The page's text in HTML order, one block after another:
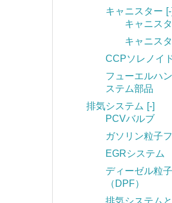
キャニスター [-]
キャニス
キャニス
CCPソレノイ
フューエルハ
ステム部品
排気システム [-]
PCVバルブ
ガソリン粒子
EGRシステム
ディーゼル粒
（DPF）